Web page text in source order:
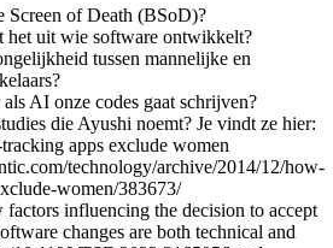
Screen of Death (BSoD)?
het uit wie software ontwikkelt?
tussen mannelijke en
AI onze codes gaat schrijven?
die Ayushi noemt? Je vindt ze hier:
apps exclude women
technology/archive/2014/12/how-
women/383673/
influencing the decision to accept
changes are both technical and